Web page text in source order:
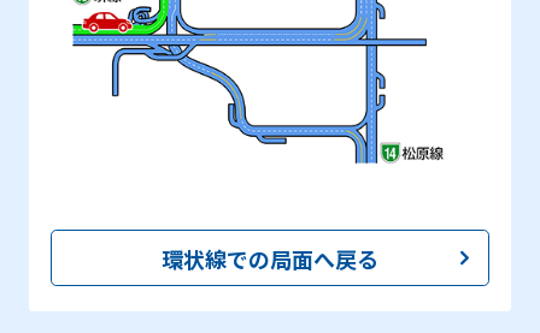
環状線での局面へ戻る